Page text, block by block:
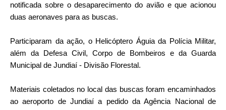
notificada sobre o desaparecimento do avião e que acionou
duas aeronaves para as buscas.
Participaram da ação, o Helicóptero Águia da Polícia Militar,
além da Defesa Civil, Corpo de Bombeiros e da Guarda
Municipal de Jundiaí - Divisão Florestal.
Materiais coletados no local das buscas foram encaminhados
ao aeroporto de Jundiaí a pedido da Agência Nacional de